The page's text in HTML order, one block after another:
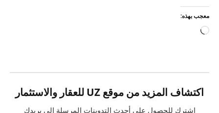
معجب بهذه:
جاري
اكتشاف المزيد من موقع UZ للعقار والاستثمار
اشترك للحصول على أحدث التدوينات المرسلة إلى بريدك